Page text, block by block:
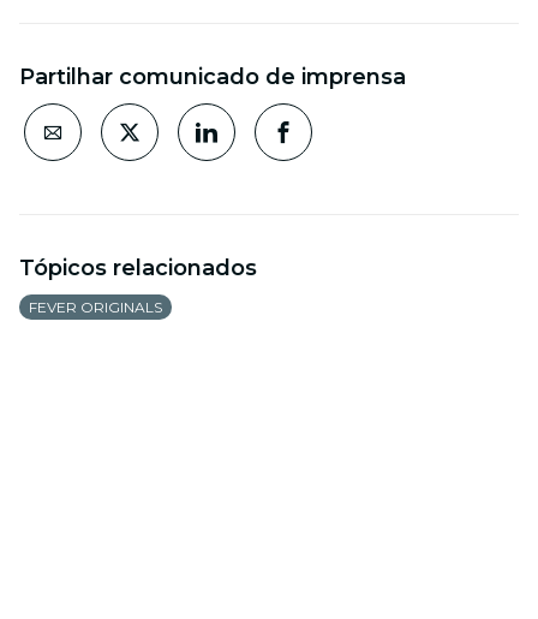
Partilhar comunicado de imprensa
Tópicos relacionados
FEVER ORIGINALS